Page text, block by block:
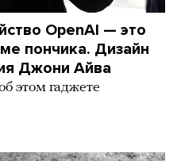
OpenAI — это
пончика. Дизайн
Джони Айва
этом гаджете